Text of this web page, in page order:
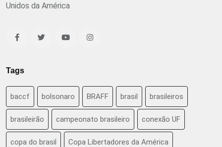
Unidos da América
Tags
baccf bolsonaro BRAFF brasil brasileiros
brasileirão campeonato brasileiro conexão UF
copa do brasil Copa Libertadores da América